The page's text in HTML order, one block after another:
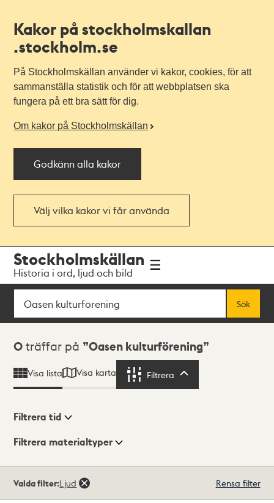
Kakor på stockholmskallan
.stockholm.se
På Stockholmskällan använder vi kakor, cookies, för att
sammanställa statistik och för att webbplatsen ska
fungera på ett bra sätt för dig.
Om kakor på Stockholmskällan
Godkänn alla kakor
Välj vilka kakor vi får använda
navigationen
huvudinnehållet
Stockholmskällan
Historia i ord, ljud och bild
Sök
Sök
Sökresultat
0 träffar på Oasen kulturförening
Visa lista Visa karta Filtrera
Visningsläge
Filtrera tid
Filtrera materialtyper
träffar
Valda filter:Ljud Rensa filter